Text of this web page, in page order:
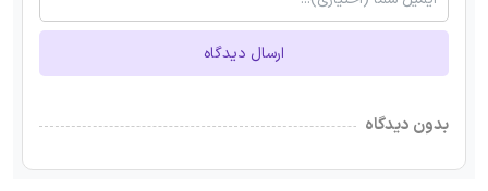
ارسال دیدگاه
بدون دیدگاه